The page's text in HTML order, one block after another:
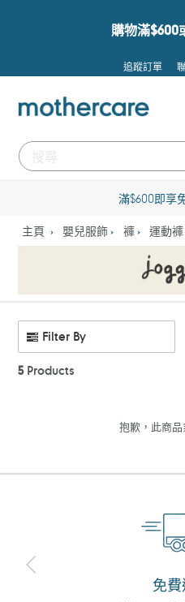
購物滿$600
追蹤訂單
滿$600即享
主頁 嬰兒服飾 褲 運動褲
Filter By
5Products
抱歉，此商
免